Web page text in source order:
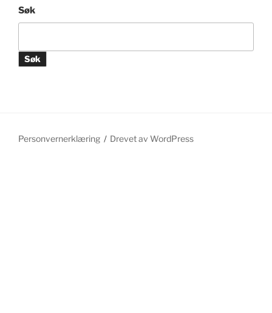
Søk
Søk
Personvernerklæring Drevet av WordPress